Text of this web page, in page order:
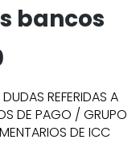
bancos
REFERIDAS A
DE PAGO / GRUPO
DE ICC